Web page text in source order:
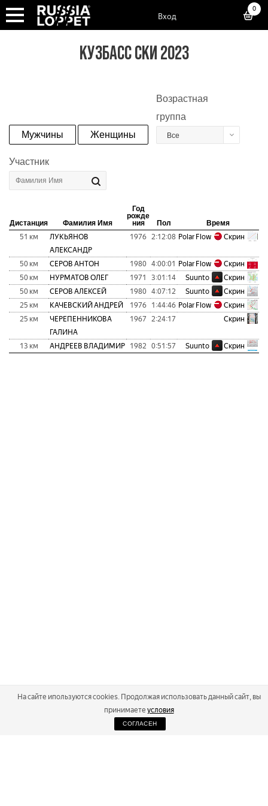
Вход
0
КУЗБАСС СКИ 2023
Мужчины Женщины
Возрастная
группа
Все
Участник
Дистанция Фамилия Имя
Год
рожде
ния
Пол
Время
51 км
ЛУКЬЯНОВ
АЛЕКСАНДР
1976 2:12:08 Polar Flow Скрин
50 км СЕРОВ АНТОН 1980 4:00:01 Polar Flow
Скрин
50 км
НУРМАТОВ ОЛЕГ 1971 3:01:14 Suunto
Скрин
50 км
СЕРОВ АЛЕКСЕЙ 1980 4:07:12 Suunto
Скрин
25 км
КАЧЕВСКИЙ АНДРЕЙ 1976 1:44:46 Polar Flow
Скрин
25 км
ЧЕРЕПЕННИКОВА
ГАЛИНА
1967 2:24:17 Скрин
13 км АНДРЕЕВ ВЛАДИМИР 1982 0:51:57 Suunto Скрин
2026
На сайте ипользуются cookies. Продолжая использовать данный сайт, вы
принимаете условия
СОГЛАСЕН